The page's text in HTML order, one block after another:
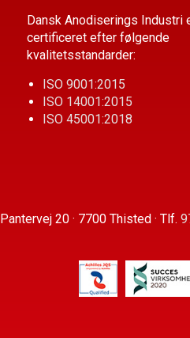
Dansk Anodiserings Industri
certificeret efter følgende
kvalitetsstandarder:
ISO 9001:2015
ISO 14001:2015
ISO 45001:2018
Pantervej 20 · 7700 Thisted · Tlf.